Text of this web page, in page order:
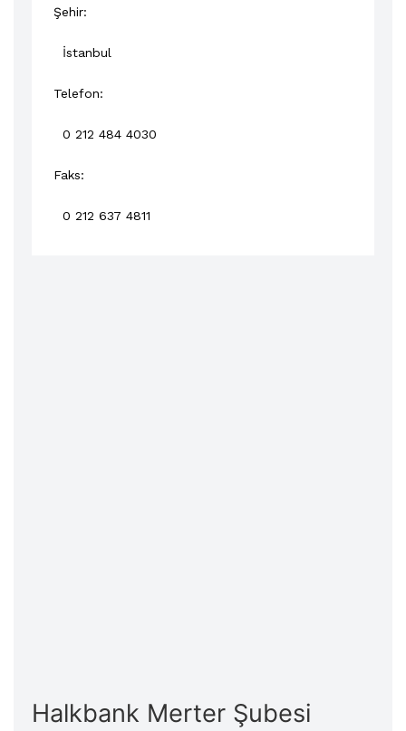
Şehir:
İstanbul
Telefon:
0 212 484 4030
Faks:
0 212 637 4811
Halkbank Merter Şubesi